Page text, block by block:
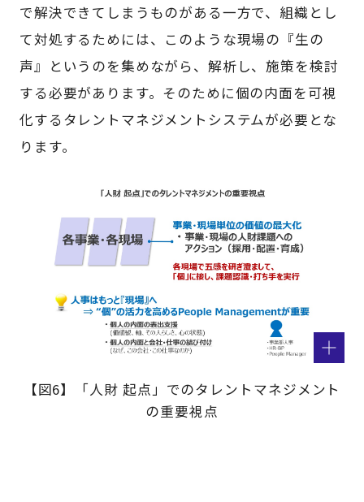
で解決できてしまうものがある一方で、組織とし
て対処するためには、このような現場の『生の
声』というのを集めながら、解析し、施策を検討
する必要があります。そのために個の内面を可視
化するタレントマネジメントシステムが必要とな
ります。
【図6】「人財 起点」でのタレントマネジメント
の重要視点